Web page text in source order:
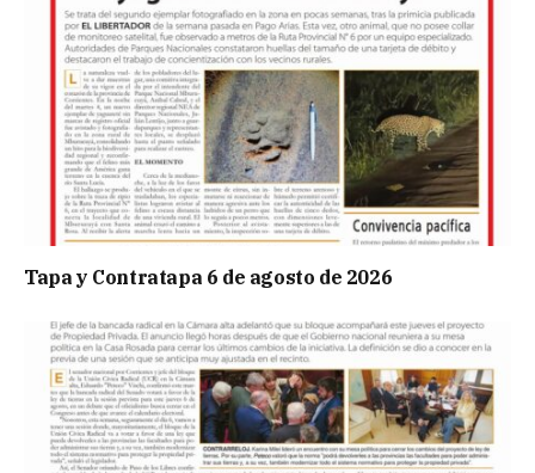
Tapa y Contratapa 6 de agosto de 2026